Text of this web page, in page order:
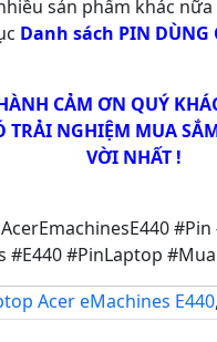
sản phẩm khác nữa
Danh sách PIN DÙNG
CẢM ƠN QUÝ
TRẢI NGHIỆM MUA
VỜI NHẤT !
#E440 #PinLaptop
Acer eMachines E440,